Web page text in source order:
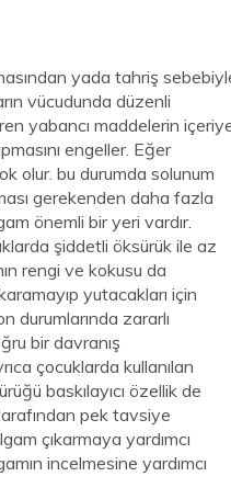
yada tahriş
vücudunda düzenli
yabancı maddelerin
engeller. Eğer
olur. bu durumda solunum
gerekenden daha fazla
önemli bir yeri vardır.
şiddetli öksürük ile az
rengi ve kokusu da
yutacakları için
durumlarında zararlı
bir davranış
çocuklarda kullanılan
baskılayıcı özellik de
pek tavsiye
çıkarmaya yardımcı
incelmesine yardımcı